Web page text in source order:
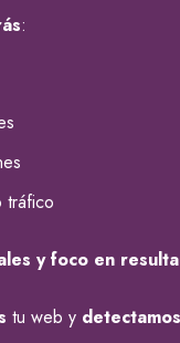
:
tráfico
y foco en
tu web y detectamos